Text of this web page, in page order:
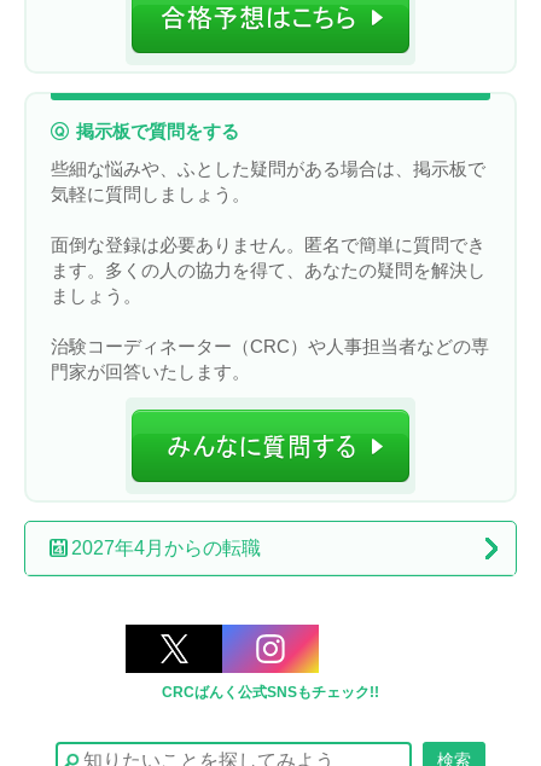
掲示板で質問をする
些細な悩みや、ふとした疑問がある場合は、掲示板で
気軽に質問しましょう。
面倒な登録は必要ありません。匿名で簡単に質問でき
ます。多くの人の協力を得て、あなたの疑問を解決し
ましょう。
治験コーディネーター（CRC）や人事担当者などの専
門家が回答いたします。
2027年4月からの転職
CRCばんく公式SNSもチェック!!